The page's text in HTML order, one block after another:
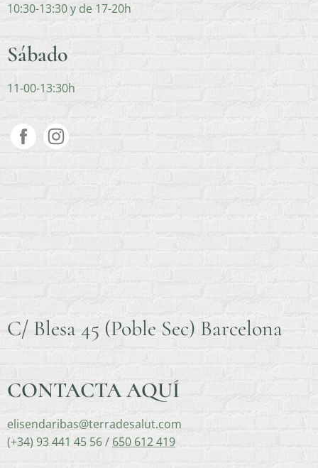
10:30-13:30 y de 17-20h
Sábado
11-00-13:30h
C/ Blesa 45 (Poble Sec) Barcelona
CONTACTA AQUÍ
elisendaribas@terradesalut.com
(+34) 93 441 45 56 / 650 612 419